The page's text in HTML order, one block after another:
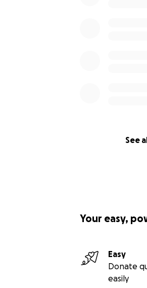
See
Your easy,
Easy
Donate
easily